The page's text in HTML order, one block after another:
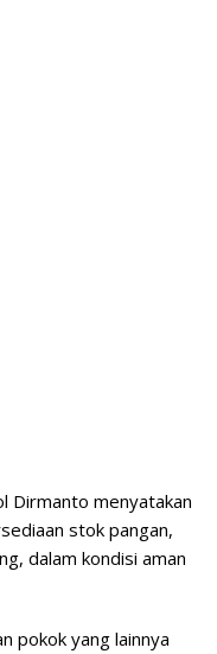
Dirmanto menyatakan
stok pangan,
dalam kondisi aman
pokok yang lainnya